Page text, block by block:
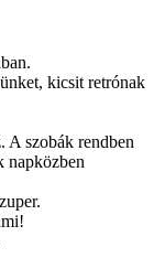
kicsit retrónak
A szobák rendben
napközben